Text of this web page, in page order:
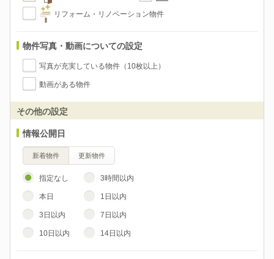
リフォーム・リノベーション物件
物件写真・動画についての設定
写真が充実している物件（10枚以上）
動画がある物件
その他の設定
情報公開日
新着物件 更新物件
指定なし 3時間以内
本日 1日以内
3日以内 7日以内
10日以内 14日以内